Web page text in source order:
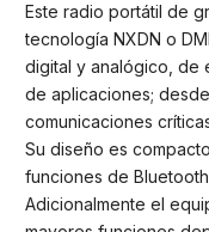
Este radio portátil de
tecnología NXDN o
digital y analógico, de
de aplicaciones;
comunicaciones
Su diseño es
funciones de Bluetooth
Adicionalmente el